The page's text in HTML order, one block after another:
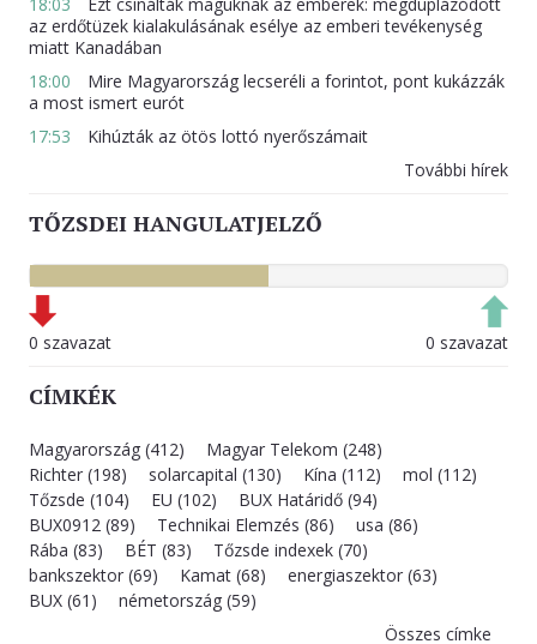
az erdőtüzek kialakulásának esélye az emberi tevékenység
miatt Kanadában
18:00
Mire Magyarország lecseréli a forintot, pont kukázzák
a most ismert eurót
17:53
Kihúzták az ötös lottó nyerőszámait
További hírek
TŐZSDEI HANGULATJELZŐ
0 szavazat 0 szavazat
CÍMKÉK
Magyarország (412)
Magyar Telekom (248)
Richter (198)
solarcapital (130) Kína (112)
mol (112)
Tőzsde (104)
EU (102)
BUX Határidő (94)
BUX0912 (89)
Technikai Elemzés (86)
usa (86)
Rába (83)
BÉT (83)
Tőzsde indexek (70)
bankszektor (69)
Kamat (68)
energiaszektor (63)
BUX (61)
németország (59)
Összes címke